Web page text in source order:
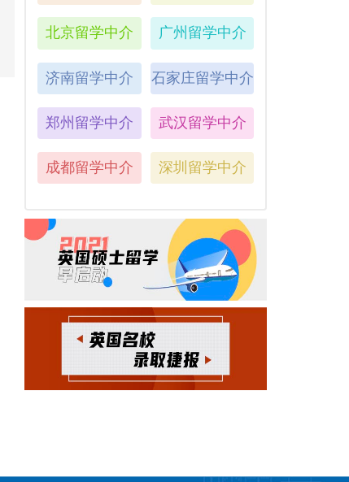
北京留学中介 广州留学中介
济南留学中介 石家庄留学中介
郑州留学中介 武汉留学中介
成都留学中介 深圳留学中介